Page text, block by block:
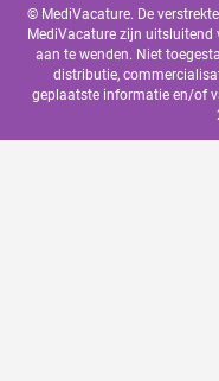
© MediVacature. De
MediVacature zijn uitsluitend
aan te wenden. Niet
distributie,
geplaatste informatie en/of